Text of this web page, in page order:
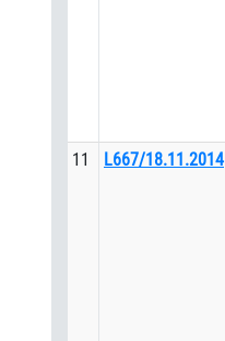
11 L667/18.11.2014